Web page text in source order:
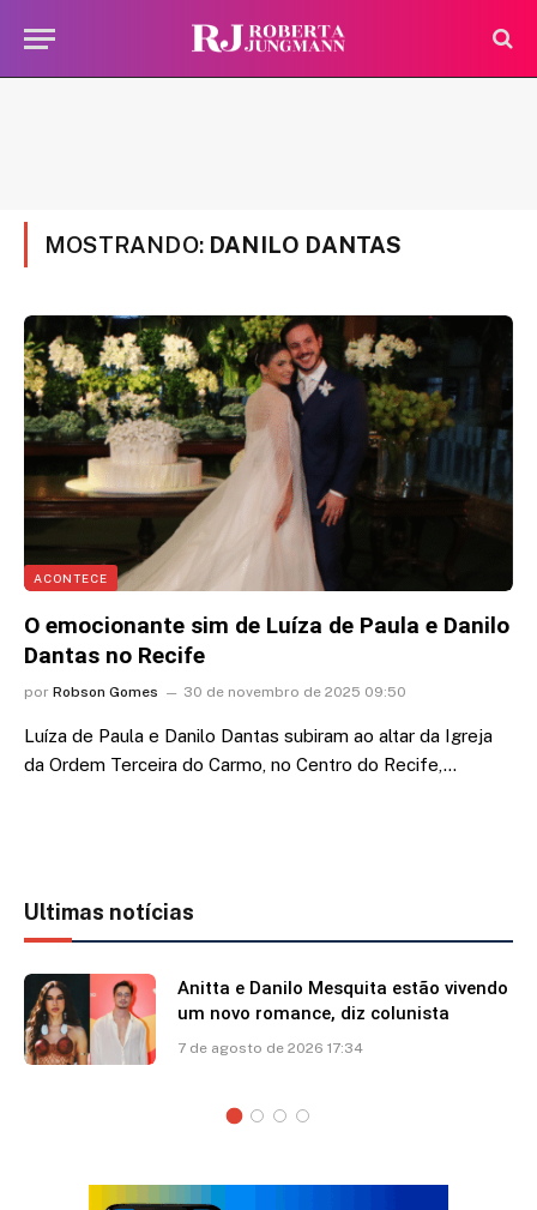
MOSTRANDO: DANILO DANTAS
ACONTECE
O emocionante sim de Luíza de Paula e Danilo
Dantas no Recife
por Robson Gomes 30 de novembro de 2025 09:50
Luíza de Paula e Danilo Dantas subiram ao altar da Igreja
da Ordem Terceira do Carmo, no Centro do Recife,…
Ultimas notícias
Anitta e Danilo Mesquita estão vivendo
um novo romance, diz colunista
7 de agosto de 2026 17:34